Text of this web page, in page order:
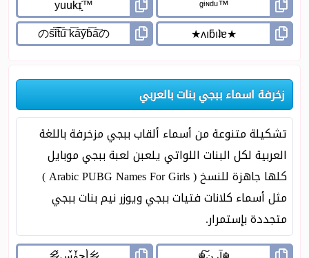
زخرفة اسماء ببجي بنات بالعربي
تشكيلة متنوعة من أسماء ألقاب ببجي مزخرفة باللغة
العربية لكل البنات اللواتي يلعبن لعبة ببجي موبايل
كلها جاهزة للنسخ ( Arabic PUBG Names For Girls )
مثل أسماء كلانات فتيات ببجي ويوزر نيم بنات ببجي
متجددة بإستمرار.